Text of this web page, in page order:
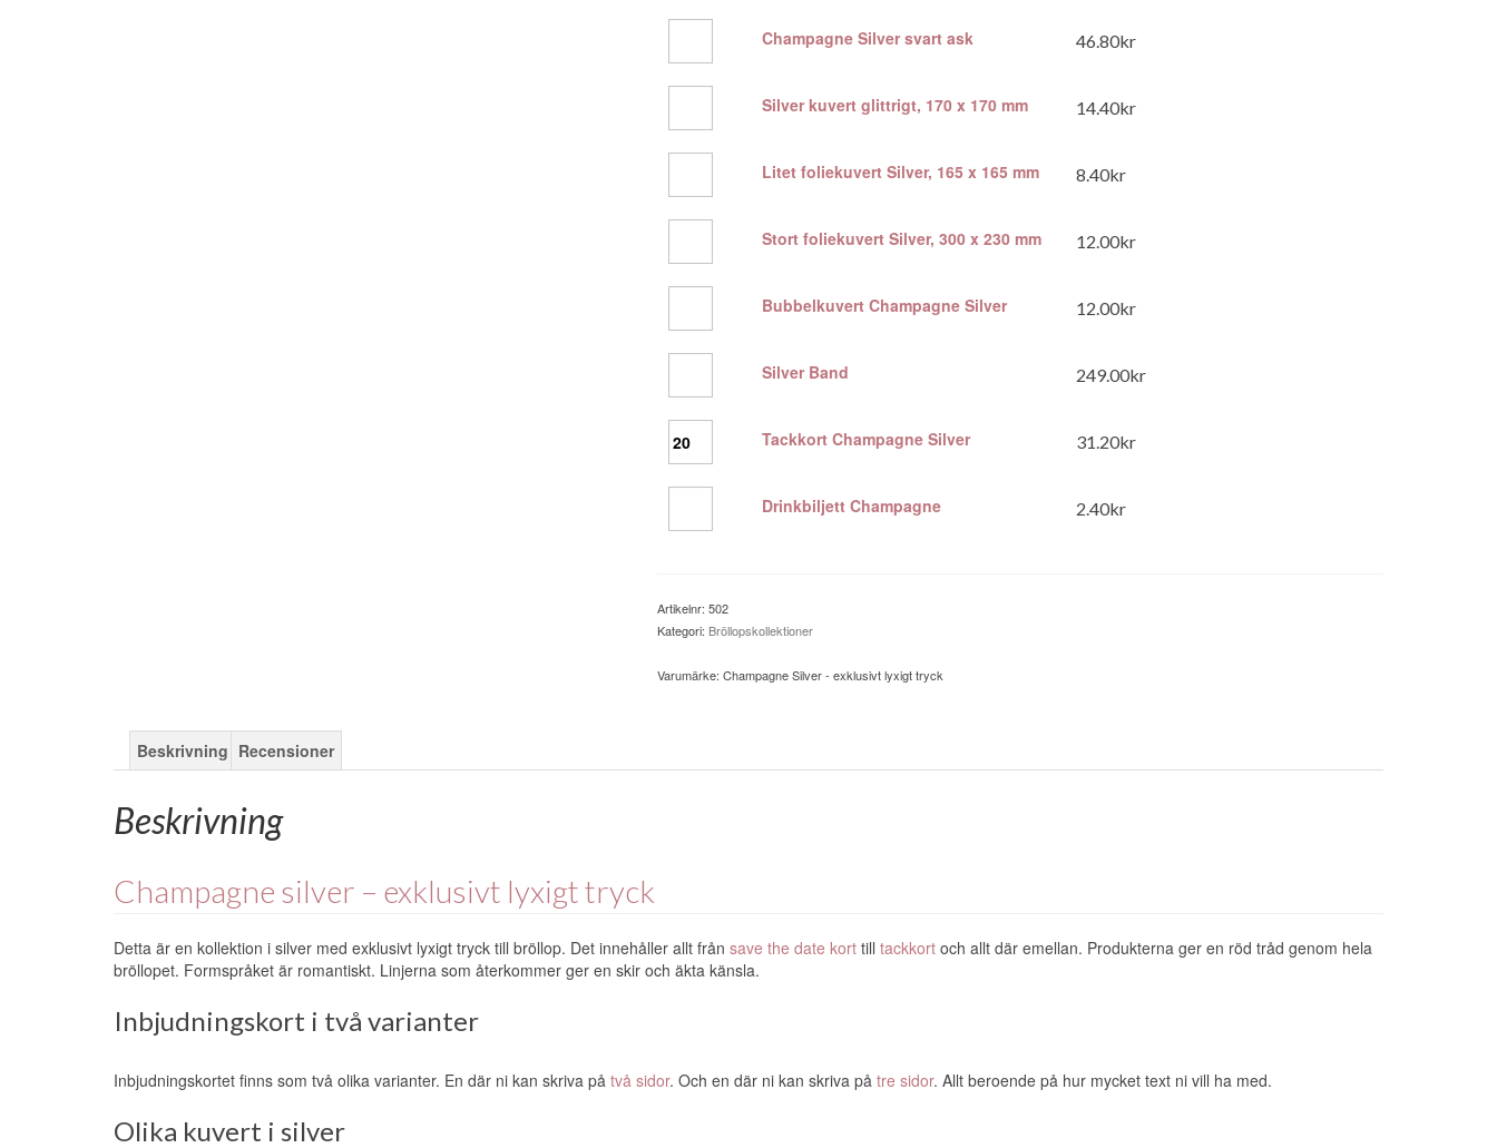
Champagne Silver svart ask 46.80kr
Silver kuvert glittrigt, 170 x 170 mm 14.40kr
Litet foliekuvert Silver, 165 x 165 mm 8.40kr
Stort foliekuvert Silver, 300 x 230 mm 12.00kr
BubbelkuvertBubbelkuvert Champagne Silver 12.00kr
Silver Band 249.00kr
Champagne
Tackkort Champagne Silver 31.20kr
Drinkbiljett Champagne 2.40kr
Artikelnr: 502
Kategori: Bröllopskollektioner
Varumärke: Champagne Silver - exklusivt lyxigt tryck
Beskrivning Recensioner
Beskrivning
Champagne silver – exklusivt lyxigt tryck
Detta är en kollektion i silver med exklusivt lyxigt tryck till bröllop. Det innehåller allt från save the date kort till tackkort och allt där emellan. Produkterna ger en röd tråd genom hela
bröllopet. Formspråket är romantiskt. Linjerna som återkommer ger en skir och äkta känsla.
Inbjudningskort i två varianter
Inbjudningskortet finns som två olika varianter. En där ni kan skriva på två sidor. Och en där ni kan skriva på tre sidor. Allt beroende på hur mycket text ni vill ha med.
Olika kuvert i silver